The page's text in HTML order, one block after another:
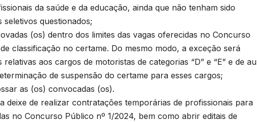
da saúde e da educação, ainda que não tenham sido
questionados;
(os) dentro dos limites das vagas oferecidas no Concurso
classificação no certame. Do mesmo modo, a exceção será
aos cargos de motoristas de categorias “D” e “E” e de
de suspensão do certame para esses cargos;
as (os) convocadas (os).
deixe de realizar contratações temporárias de profissionais para
no Concurso Público nº 1/2024, bem como abrir editais de